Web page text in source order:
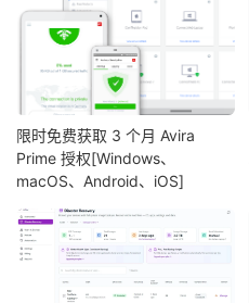
限时免费获取 3 个月 Avira
Prime 授权[Windows、
macOS、Android、iOS]